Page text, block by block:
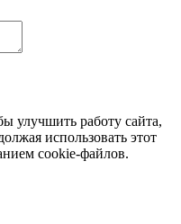
улучшить работу сайта,
использовать этот
cookie-файлов.